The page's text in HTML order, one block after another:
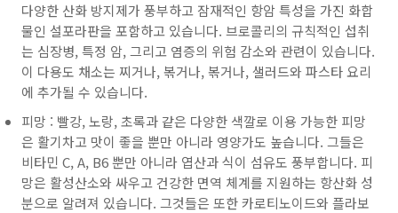
다양한 산화 방지제가 풍부하고 잠재적인 항암 특성을 가진 화합
물인 설포라판을 포함하고 있습니다. 브로콜리의 규칙적인 섭취
는 심장병, 특정 암, 그리고 염증의 위험 감소와 관련이 있습니다.
이 다용도 채소는 찌거나, 볶거나, 볶거나, 샐러드와 파스타 요리
에 추가될 수 있습니다.
피망 : 빨강, 노랑, 초록과 같은 다양한 색깔로 이용 가능한 피망
은 활기차고 맛이 좋을 뿐만 아니라 영양가도 높습니다. 그들은
비타민 C, A, B6 뿐만 아니라 엽산과 식이 섬유도 풍부합니다. 피
망은 활성산소와 싸우고 건강한 면역 체계를 지원하는 항산화 성
분으로 알려져 있습니다. 그것들은 또한 카로티노이드와 플라보